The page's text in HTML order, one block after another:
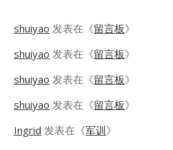
shuiyao 发表在《留言板》
shuiyao 发表在《留言板》
shuiyao 发表在《留言板》
shuiyao 发表在《留言板》
Ingrid 发表在《军训》